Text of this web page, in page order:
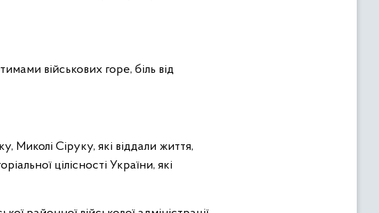
військових горе, біль від
Миколі Сіруку, які віддали життя,
цілісності України, які